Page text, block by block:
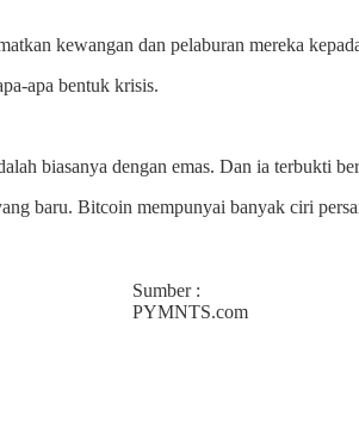
kewangan dan pelaburan mereka
apa bentuk krisis.
biasanya dengan emas. Dan ia terbukti
baru. Bitcoin mempunyai banyak ciri
Sumber :
PYMNTS.com